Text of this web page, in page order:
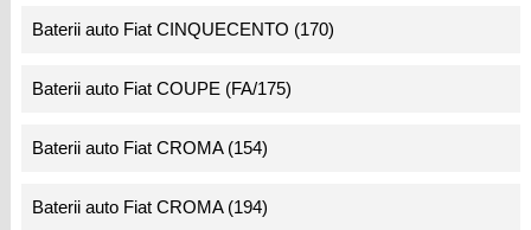
Baterii auto Fiat CINQUECENTO (170)
Baterii auto Fiat COUPE (FA/175)
Baterii auto Fiat CROMA (154)
Baterii auto Fiat CROMA (194)